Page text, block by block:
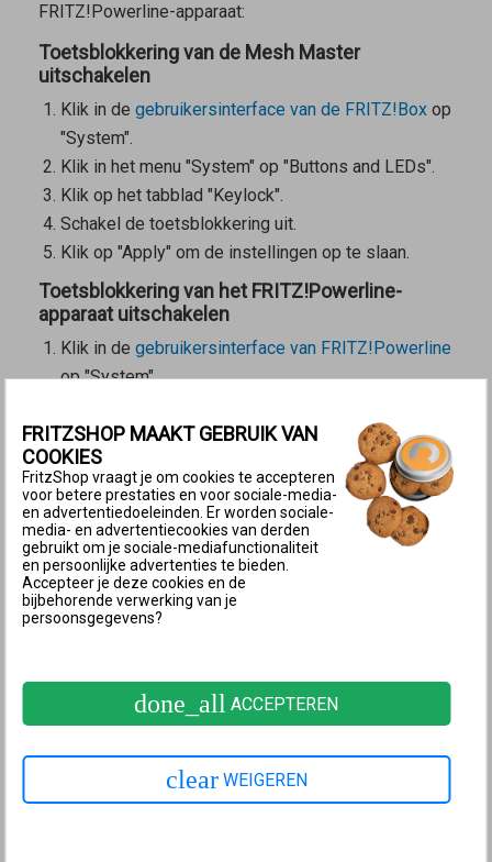
FRITZ!Powerline-apparaat:
Toetsblokkering van de Mesh Master
uitschakelen
Klik in de gebruikersinterface van de FRITZ!Boxop
"System".
Klik in het menu "System" op "Buttons and LEDs".
Klik op het tabblad "Keylock".
Schakel de toetsblokkering uit.
Klik op "Apply" om de instellingen op te slaan.
Toetsblokkering van het FRITZ!Powerline-
apparaat uitschakelen
Klik in de gebruikersinterface van FRITZ!Powerline
op "System".
Klik op het tabblad "Keylock".
Schakel de toetsblokkering uit.
Klik op "Apply" om de instellingen op te slaan.
3 FRITZ!Powerline-apparaat rechtstreeks
met Mesh Master verbinden
De volgende stappen zijn alleen noodzakelijk als het
FRITZ!Powerline-apparaat via een apparaat van een
powerlineapparaat) met een netwerkkabel met de
Mesh Masteris verbonden:
Verbind het FRITZ!Powerline-apparaat
rechtstreeks met een LAN-poort van de
Master. Gebruiknietde WAN-poort. Niet elk model
FRITZSHOP MAAKT GEBRUIK VAN
COOKIES
FritzShop vraagt je om cookies te accepteren
voor betere prestaties en voor sociale-media-
en advertentiedoeleinden. Er worden sociale-
media- en advertentiecookies van derden
gebruikt om je sociale-mediafunctionaliteit
en persoonlijke advertenties te bieden.
Accepteer je deze cookies en de
bijbehorende verwerking van je
persoonsgegevens?
done_all ACCEPTEREN
clear WEIGEREN